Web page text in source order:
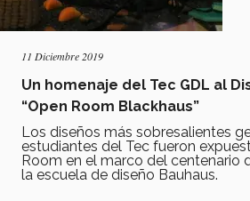
11 Diciembre 2019
Un homenaje del Tec GDL al
“Open Room Blackhaus”
Los diseños más sobresalientes
estudiantes del Tec fueron
Room en el marco del centenario
la escuela de diseño Bauhaus.